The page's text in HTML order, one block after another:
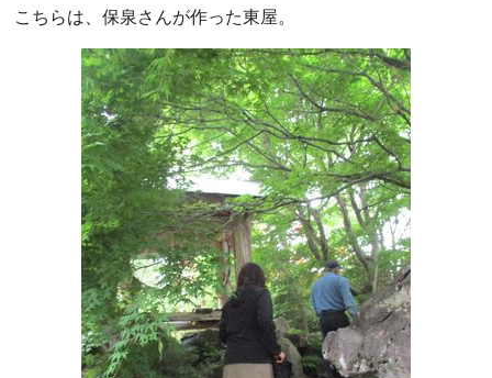
こちらは、保泉さんが作った東屋。